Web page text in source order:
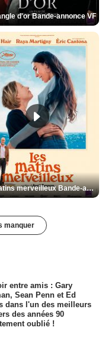
d'or Bande-annonce VF
Les Matins merveilleux Bande-annonce VF
manquer
entre amis : Gary
Sean Penn et Ed
dans l'un des meilleurs
des années 90
oublié !